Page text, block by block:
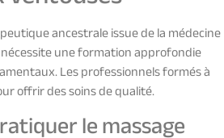
ancestrale issue de la médecine
une formation approfondie
Les professionnels formés à
offrir des soins de qualité.
le massage